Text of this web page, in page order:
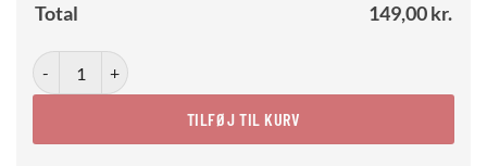
Total 149,00kr.
Matisse Line Art No. 01 (Face & Circle) antal
TILFØJ TIL KURV